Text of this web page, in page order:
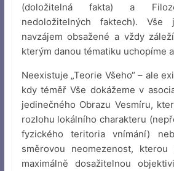
(doložitelná fakta) a
nedoložitelných faktech).
navzájem obsažené a vždy
kterým danou tématiku uchopíme
Neexistuje „Teorie Všeho“ – ale
kdy téměř Vše dokážeme v
jedinečného Obrazu Vesmíru,
rozlohu lokálního charakteru
fyzického teritoria vnímání)
směrovou neomezenost,
maximálně dosažitelnou